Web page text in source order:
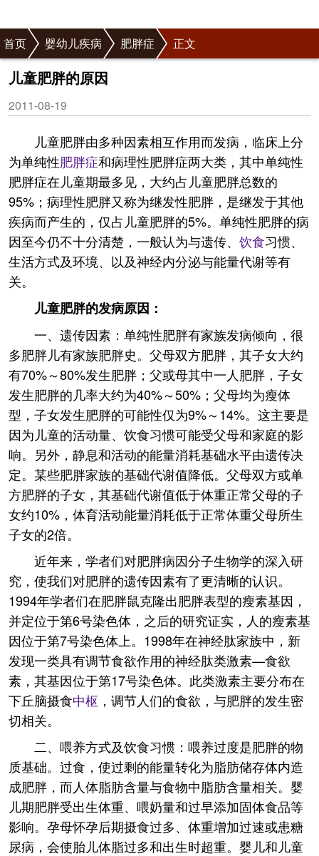
首页 婴幼儿疾病 肥胖症 正文
儿童肥胖的原因
2011-08-19
儿童肥胖由多种因素相互作用而发病，临床上分
为单纯性肥胖症和病理性肥胖症两大类，其中单纯性
肥胖症在儿童期最多见，大约占儿童肥胖总数的
95%；病理性肥胖又称为继发性肥胖，是继发于其他
疾病而产生的，仅占儿童肥胖的5%。单纯性肥胖的病
因至今仍不十分清楚，一般认为与遗传、 饮食习惯、
生活方式及环境、以及神经内分泌与能量代谢等有
关。
儿童肥胖的发病原因：
一、遗传因素：单纯性肥胖有家族发病倾向，很
多肥胖儿有家族肥胖史。父母双方肥胖，其子女大约
有70%～80%发生肥胖；父或母其中一人肥胖，子女
发生肥胖的几率大约为40%～50%；父母均为瘦体
型，子女发生肥胖的可能性仅为9%～14%。这主要是
因为儿童的活动量、饮食习惯可能受父母和家庭的影
响。另外，静息和活动的能量消耗基础水平由遗传决
定。某些肥胖家族的基础代谢值降低。父母双方或单
方肥胖的子女，其基础代谢值低于体重正常父母的子
女约10%，体育活动能量消耗低于正常体重父母所生
子女的2倍。
近年来，学者们对肥胖病因分子生物学的深入研
究，使我们对肥胖的遗传因素有了更清晰的认识。
1994年学者们在肥胖鼠克隆出肥胖表型的瘦素基因，
并定位于第6号染色体，之后的研究证实，人的瘦素基
因位于第7号染色体上。1998年在神经肽家族中，新
发现一类具有调节食欲作用的神经肽类激素—食欲
素，其基因位于第17号染色体。此类激素主要分布在
下丘脑摄食中枢 ，调节人们的食欲，与肥胖的发生密
切相关。
二、喂养方式及饮食习惯：喂养过度是肥胖的物
质基础。过食，使过剩的能量转化为脂肪储存体内造
成肥胖，而人体脂肪含量与食物中脂肪含量相关。婴
儿期肥胖受出生体重、喂奶量和过早添加固体食品等
影响。孕母怀孕后期摄食过多、体重增加过速或患糖
尿病，会使胎儿体脂过多和出生时超重。婴儿和儿童